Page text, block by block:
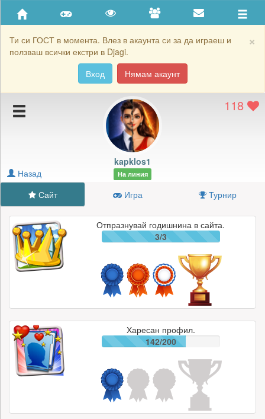
×
Ти си ГОСТ в момента. Влез в акаунта си за да играеш и
ползваш всички екстри в Djagi.
Вход
Нямам акаунт
Приятели
Хронология на игри
Подаръците на kapklos1
Картичките на kapklos1
118
kapklos1
На линия
Назад
Сайт
Игра Турнир
Отпразнувай годишнина в сайта.
3/3
Харесан профил.
142/200